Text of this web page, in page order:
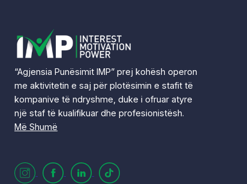
“Agjensia Punësimit IMP” prej kohësh operon
me aktivitetin e saj për plotësimin e stafit të
kompanive të ndryshme, duke i ofruar atyre
një staf të kualifikuar dhe profesionistësh.
Më Shumë